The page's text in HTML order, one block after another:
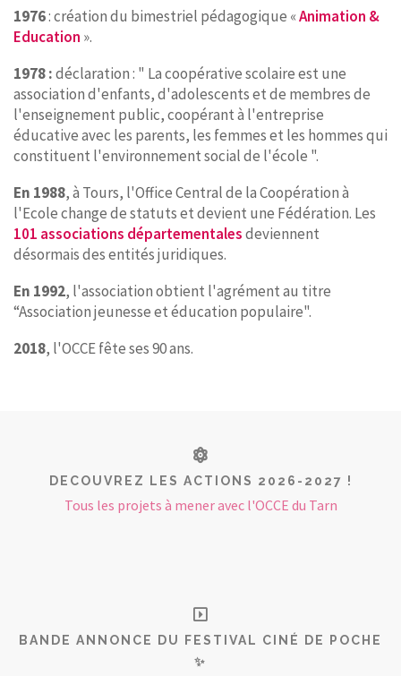
1976: création du bimestriel pédagogique «Animation &
Education ».
1978 :déclaration : " La coopérative scolaire est une
association d'enfants, d'adolescents et de membres de
l'enseignement public, coopérant à l'entreprise
éducative avec les parents, les femmes et les hommes qui
constituent l'environnement social de l'école ".
En 1988, à Tours, l'Office Central de la Coopération à
l'Ecole change de statuts et devient une Fédération. Les
101 associations départementalesdeviennent
désormais des entités juridiques.
En 1992, l'association obtient l'agrément au titre
“Association jeunesse et éducation populaire".
2018, l'OCCE fête ses 90 ans.
DECOUVREZ LES ACTIONS 2026-2027 !
Tous les projets à mener avec l'OCCE du Tarn
BANDE ANNONCE DU FESTIVAL CINÉ DE POCHE
✨